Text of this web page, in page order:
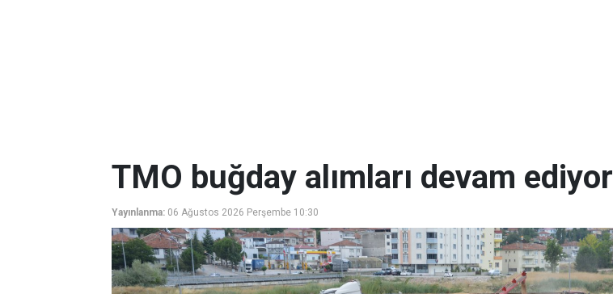
TMO buğday alımları devam ediyor
Yayınlanma: 06 Ağustos 2026 Perşembe 10:30